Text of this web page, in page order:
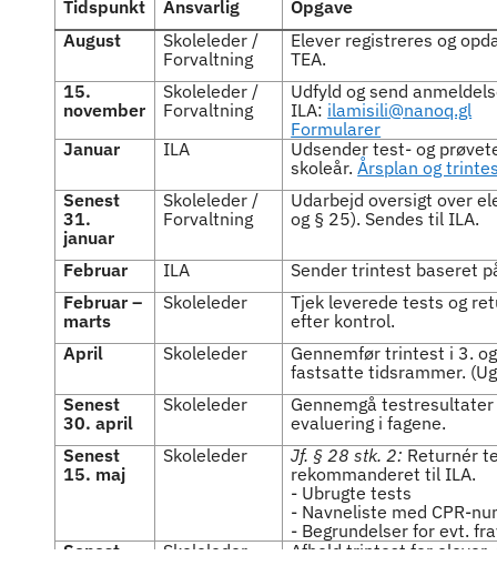
Tidspunkt Ansvarlig
Opgave
August
Skoleleder /
Forvaltning
Elever registreres og
TEA.
15.
november
Skoleleder /
Forvaltning
Udfyld og send
ILA: ilamisili@nanoq.gl
Formularer
Januar
ILA
Udsender test- og
skoleår.Årsplan og
Senest
31.
januar
Skoleleder /
Forvaltning
Udarbejd oversigt over
og § 25). Sendes til ILA.
Februar ILA
Sender trintest baseret
Februar –
marts
Skoleleder
Tjek leverede tests og
efter kontrol.
April
Skoleleder
Gennemfør trintest i 3.
fastsatte tidsrammer.
Senest
30. april
Skoleleder
Gennemgå testresultater
evaluering i fagene.
Senest
15. maj
Skoleleder Jf. § 28 stk. 2: Returnér
rekommanderet til ILA.
- Ubrugte tests
- Navneliste med CPR-
- Begrundelser for evt.
Senest
Skoleleder
Afhold trintest for